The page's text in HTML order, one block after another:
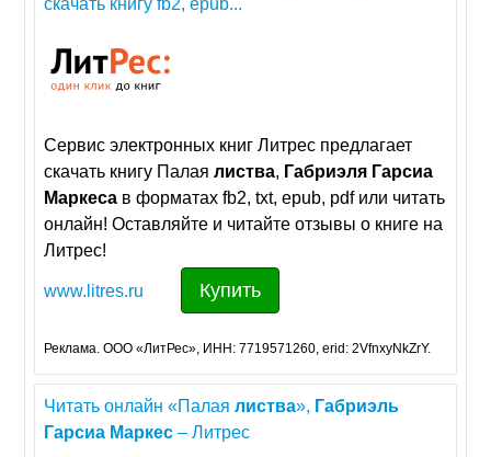
скачать книгу fb2, epub...
Сервис электронных книг Литрес предлагает
скачать книгу Палаялиства, Габриэля Гарсиа
Маркеса в форматах fb2, txt, epub, pdf или читать
онлайн! Оставляйте и читайте отзывы о книге на
Литрес!
www.litres.ru Купить
Реклама. ООО «ЛитРес», ИНН: 7719571260, erid: 2VfnxyNkZrY.
Читать онлайн «Палаялиства», Габриэль
Гарсиа Маркес – Литрес